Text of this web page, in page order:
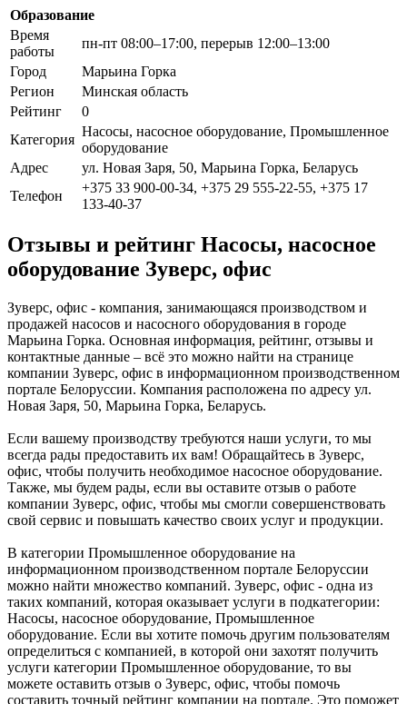
Образование
Время
работы
пн-пт 08:00–17:00, перерыв 12:00–13:00
Город
Марьина Горка
Регион
Минская область
Рейтинг
0
Категория
Насосы, насосное оборудование, Промышленное
оборудование
Адрес
ул. Новая Заря, 50, Марьина Горка, Беларусь
Телефон
+375 33 900-00-34, +375 29 555-22-55, +375 17
133-40-37
Отзывы и рейтинг Насосы, насосное
оборудование Зуверс, офис
Зуверс, офис - компания, занимающаяся производством и
продажей насосов и насосного оборудования в городе
Марьина Горка. Основная информация, рейтинг, отзывы и
контактные данные – всё это можно найти на странице
компании Зуверс, офис в информационном производственном
портале Белоруссии. Компания расположена по адресу ул.
Новая Заря, 50, Марьина Горка, Беларусь.
Если вашему производству требуются наши услуги, то мы
всегда рады предоставить их вам! Обращайтесь в Зуверс,
офис, чтобы получить необходимое насосное оборудование.
Также, мы будем рады, если вы оставите отзыв о работе
компании Зуверс, офис, чтобы мы смогли совершенствовать
свой сервис и повышать качество своих услуг и продукции.
В категории Промышленное оборудование на
информационном производственном портале Белоруссии
можно найти множество компаний. Зуверс, офис - одна из
таких компаний, которая оказывает услуги в подкатегории:
Насосы, насосное оборудование, Промышленное
оборудование. Если вы хотите помочь другим пользователям
определиться с компанией, в которой они захотят получить
услуги категории Промышленное оборудование, то вы
можете оставить отзыв о Зуверс, офис, чтобы помочь
составить точный рейтинг компании на портале. Это поможет